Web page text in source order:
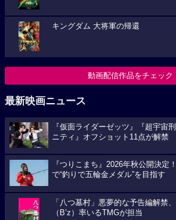
キングダム 大将軍の帰還
動画配信作品をチェック
最新映画ニュース
『仮面ライダーゼッツ』『超宇宙
ニティ』オフショット11点が解禁
『つりこまち』2026年秋公開決定
で“釣りで五輪金メダル”を目指す
「八つ墓村」悪夢的な予告編解禁
（B’z）率いるTMGが担当